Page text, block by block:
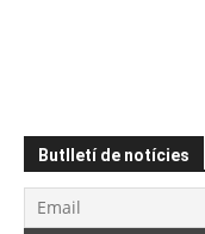
Butlletí de notícies